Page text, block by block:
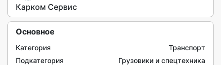
Карком Сервис
Основное
Категория
Транспорт
Подкатегория
Грузовики и спецтехника